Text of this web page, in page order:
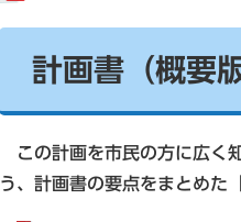
計画書（概要版
この計画を市民の方に広く
う、計画書の要点をまとめた